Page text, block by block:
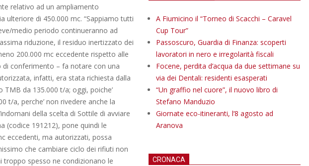
relativo ad un ampliamento
ulteriore di 450.000 mc. “Sappiamo tutti
medio periodo continueranno ad
riduzione, il residuo inertizzato dei
200.000 mc eccedente rispetto alle
di conferimento – fa notare con una
infatti, era stata richiesta dalla
TMB da 135.000 t/a; oggi, poiche’
t/a, perche’ non rivedere anche la
della scelta di Sottile di avviare
(codice 191212), pone quindi le
eccedenti, ma autorizzati, possa
che cambiare ciclo dei rifiuti non
troppo spesso ne condizionano le
A Fiumicino il “Torneo di Scacchi – Caravel
Cup Tour”
Passoscuro, Guardia di Finanza: scoperti
lavoratori in nero e irregolarità fiscali
Focene, perdita d’acqua da due settimane su
via dei Dentali: residenti esasperati
“Un graffio nel cuore”, il nuovo libro di
Stefano Manduzio
Giornate eco-itineranti, l’8 agosto ad
Aranova
CRONACA